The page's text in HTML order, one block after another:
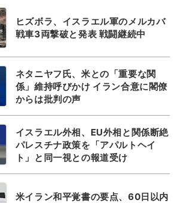
ヒズボラ、イスラエル軍のメルカバ
戦車3両撃破と発表 戦闘継続中
ネタニヤフ氏、米との「重要な関
係」維持呼びかけ イラン合意に閣僚
からは批判の声
イスラエル外相、EU外相と関係断絶
パレスチナ政策を「アパルトヘイ
ト」と同一視との報道受け
米イラン和平覚書の要点、60日以内